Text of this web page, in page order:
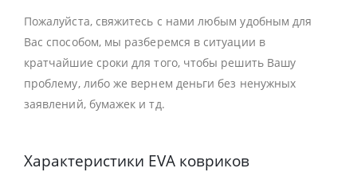
Пожалуйста, свяжитесь с нами любым удобным для
Вас способом, мы разберемся в ситуации в
кратчайшие сроки для того, чтобы решить Вашу
проблему, либо же вернем деньги без ненужных
заявлений, бумажек и тд.
Характеристики EVA ковриков